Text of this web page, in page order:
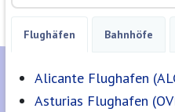
Flughäfen Bahnhöfe
Alicante Flughafen
Asturias Flughafen